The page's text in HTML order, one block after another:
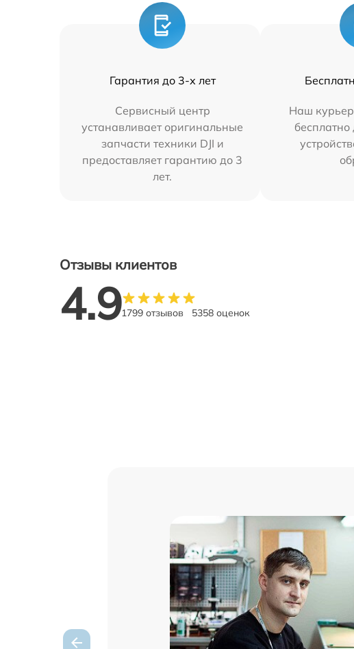
Гарантия до 3-х лет
Сервисный центр
устанавливает оригинальные
запчасти техники DJI и
предоставляет гарантию до 3
лет.
Наш
Отзывы клиентов
4.91799 отзывов 5358 оценок